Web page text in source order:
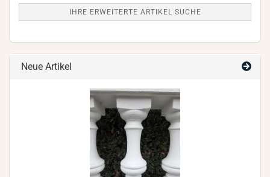
IHRE ERWEITERTE ARTIKEL SUCHE
Neue Artikel